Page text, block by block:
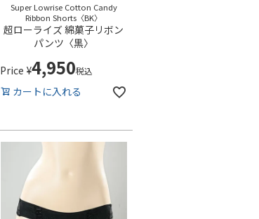
Super Lowrise Cotton Candy
Ribbon Shorts〈BK〉
超ローライズ 綿菓子リボン
パンツ〈黒〉
Price ¥4,950税込
カートに入れる